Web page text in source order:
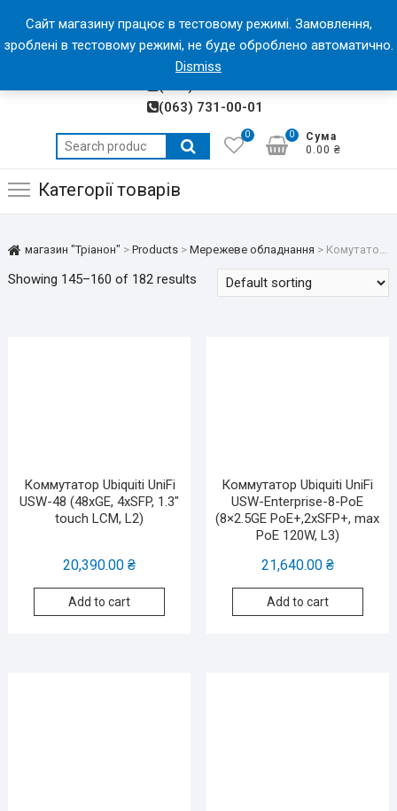
content
магазин "Тріанон"
МАГАЗИН ЕЛЕКТРОНІКИ "ТРІАНОН"
(050) 318-13-28
(063) 731-00-01
Search
for:
0
Сума
0.00 ₴
0
Категорії товарів
магазин "Тріанон" > Products> Мережеве обладнання > Комутатори
Showing 145–160 of 182 results
Коммутатор Ubiquiti UniFi
USW-48 (48xGE, 4xSFP, 1.3″
touch LCM, L2)
20,390.00₴
Add to cart
Коммутатор Ubiquiti UniFi
USW-Enterprise-8-PoE
(8×2.5GE PoE+,2xSFP+, max
PoE 120W, L3)
21,640.00 ₴
Add to cart
Сайт магазину працює в тестовому режимі. Замовлення,
зроблені в тестовому режимі, не буде оброблено автоматично.
Dismiss